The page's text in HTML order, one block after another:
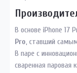
В основе iPhone 17
Pro, ставший
В паре с
сваренная паровая